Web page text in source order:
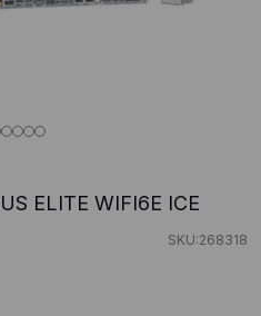
ELITE WIFI6E ICE
SKU:268318